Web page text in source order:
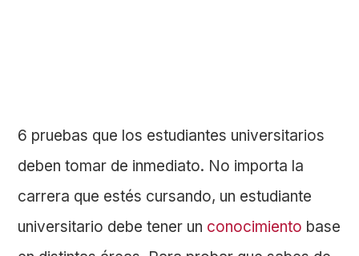
6 pruebas que los estudiantes universitarios
deben tomar de inmediato. No importa la
carrera que estés cursando, un estudiante
universitario debe tener un conocimiento base